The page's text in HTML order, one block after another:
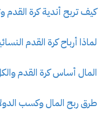
كيف تربح أندية كرة القدم
لماذا أرباح كرة القدم
المال أساس كرة القدم
طرق ربح المال وكسب